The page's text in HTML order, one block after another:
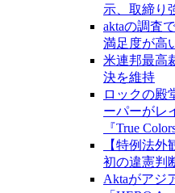
示、取締り
aktaの調査
満足度が高
米連邦最高
決を維持
ロックの殿
ーパーがレ
『True
【特例法
初の違憲判
Aktaがアジ